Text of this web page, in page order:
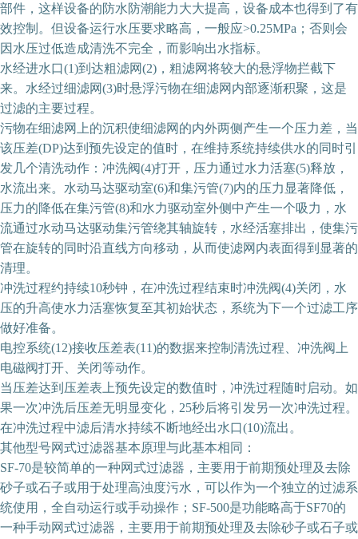
部件，这样设备的防水防潮能力大大提高，设备成本也得到了有
效控制。但设备运行水压要求略高，一般应>0.25MPa；否则会
因水压过低造成清洗不完全，而影响出水指标。
水经进水口(1)到达粗滤网(2)，粗滤网将较大的悬浮物拦截下
来。水经过细滤网(3)时悬浮污物在细滤网内部逐渐积聚，这是
过滤的主要过程。
污物在细滤网上的沉积使细滤网的内外两侧产生一个压力差，当
该压差(DP)达到预先设定的值时，在维持系统持续供水的同时引
发几个清洗动作：冲洗阀(4)打开，压力通过水力活塞(5)释放，
水流出来。水动马达驱动室(6)和集污管(7)内的压力显著降低，
压力的降低在集污管(8)和水力驱动室外侧中产生一个吸力，水
流通过水动马达驱动集污管绕其轴旋转，水经活塞排出，使集污
管在旋转的同时沿直线方向移动，从而使滤网内表面得到显著的
清理。
冲洗过程约持续10秒钟，在冲洗过程结束时冲洗阀(4)关闭，水
压的升高使水力活塞恢复至其初始状态，系统为下一个过滤工序
做好准备。
电控系统(12)接收压差表(11)的数据来控制清洗过程、冲洗阀上
电磁阀打开、关闭等动作。
当压差达到压差表上预先设定的数值时，冲洗过程随时启动。如
果一次冲洗后压差无明显变化，25秒后将引发另一次冲洗过程。
在冲洗过程中滤后清水持续不断地经出水口(10)流出。
其他型号网式过滤器基本原理与此基本相同：
SF-70是较简单的一种网式过滤器，主要用于前期预处理及去除
砂子或石子或用于处理高浊度污水，可以作为一个独立的过滤系
统使用，全自动运行或手动操作；SF-500是功能略高于SF70的
一种手动网式过滤器，主要用于前期预处理及去除砂子或石子或